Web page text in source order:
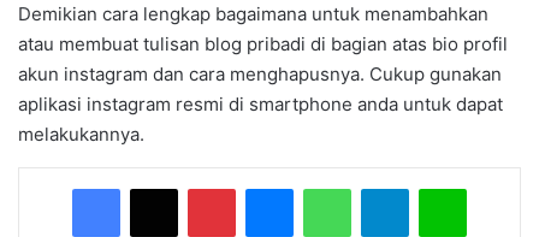
Demikian cara lengkap bagaimana untuk menambahkan
atau membuat tulisan blog pribadi di bagian atas bio profil
akun instagram dan cara menghapusnya. Cukup gunakan
aplikasi instagram resmi di smartphone anda untuk dapat
melakukannya.
Facebook
X PinterestMessengerWhatsAppTelegramLine